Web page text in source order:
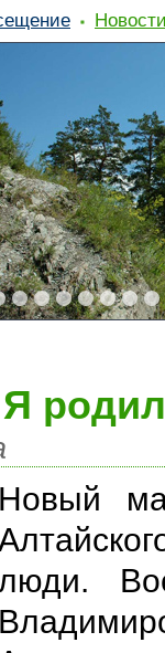
Новый